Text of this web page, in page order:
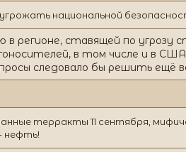
национальной
в регионе, ставящей по угрозу
в том числе и в
следовало бы решить ещё
терракты 11 сентября,
нефть!